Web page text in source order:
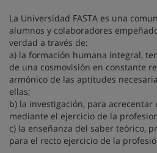
La Universidad FASTA es una
alumnos y colaboradores
verdad a través de:
a) la formación humana integral,
de una cosmovisión en constante
armónico de las aptitudes
ellas;
b) la investigación, para
mediante el ejercicio de la
c) la enseñanza del saber teórico,
para el recto ejercicio de la